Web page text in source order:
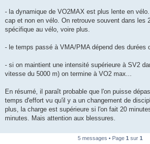
n
o
n
l
- la dynamique de VO2MAX est plus lente en
cap et non en vélo. On retrouve souvent dans les
spécifique au vélo, voire plus.
- le temps passé à VMA/PMA dépend des durées
- si on maintient une intensité supérieure à SV2
vitesse du 5000 m) on termine à VO2 max...
En résumé, il paraît probable que l'on puisse
temps d'effort vu qu'il y a un changement de
plus, la charge est supérieure si l'on fait 20
minutes. Mais attention aux blessures.
5 messages • Page 1 sur 1